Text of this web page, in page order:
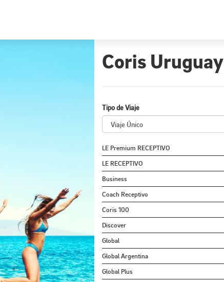
Coris Uruguay
Tipo de Viaje
LE Premium RECEPTIVO
LE RECEPTIVO
Business
Coach Receptivo
Coris 100
Discover
Global
Global Argentina
Global Plus